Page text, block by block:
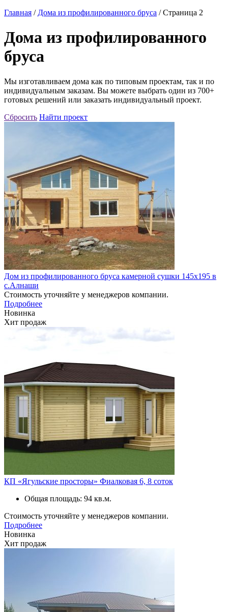
Главная / Дома из профилированного бруса /Страница 2
Дома из профилированного
бруса
Мы изготавливаем дома как по типовым проектам, так и по
индивидуальным заказам. Вы можете выбрать один из 700+
готовых решений или заказать индивидуальный проект.
Сбросить Найти проект
Дом из профилированного бруса камерной сушки 145х195 в
с.Алнаши
Стоимость уточняйте у менеджеров компании.
Подробнее
Новинка
Хит продаж
КП «Ягульские просторы» Фиалковая 6, 8 соток
Общая площадь: 94 кв.м.
Стоимость уточняйте у менеджеров компании.
Подробнее
Новинка
Хит продаж